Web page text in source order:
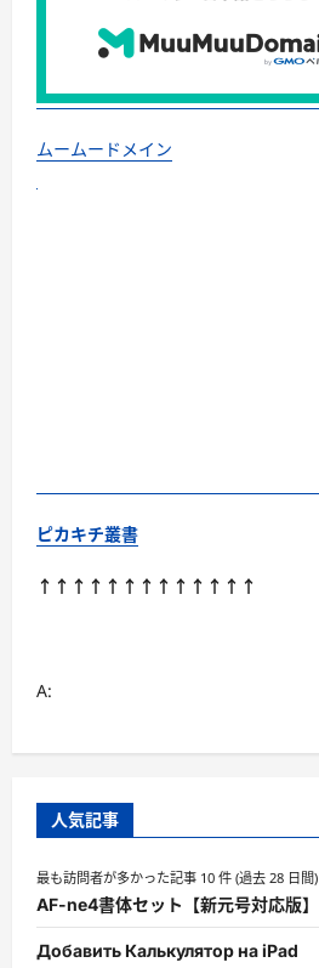
ムームードメイン
ピカキチ叢書
↑↑↑↑↑↑↑↑↑↑↑↑↑
A:
人気記事
最も訪問者が多かった記事 10 件 (過去 28 日間)
AF-ne4書体セット【新元号対応版】
Добавить Калькулятор на iPad